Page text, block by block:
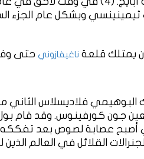
وبشكل عام الجزء
يمتلك قلعة ناغيفازوني حتى
أيَّد بول كينيزي الملك البوهيمي فلاديسلاس
جون كورفينوس. وقد قام
أصبح عصابة لصوص بعد
القلائل في العالم الذين